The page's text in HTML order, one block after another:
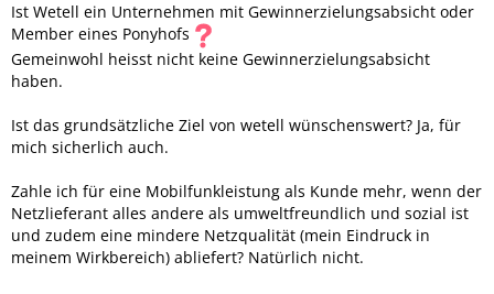
Ist Wetell ein Unternehmen mit Gewinnerzielungsabsicht oder
Member eines Ponyhofs
Gemeinwohl heisst nicht keine Gewinnerzielungsabsicht
haben.
Ist das grundsätzliche Ziel von wetell wünschenswert? Ja, für
mich sicherlich auch.
Zahle ich für eine Mobilfunkleistung als Kunde mehr, wenn der
Netzlieferant alles andere als umweltfreundlich und sozial ist
und zudem eine mindere Netzqualität (mein Eindruck in
meinem Wirkbereich) abliefert? Natürlich nicht.